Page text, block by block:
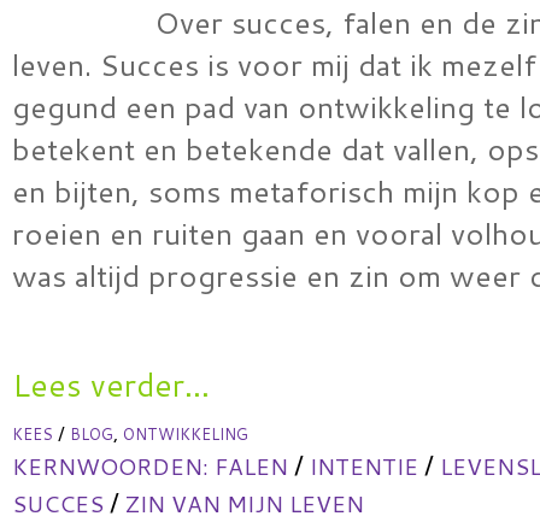
Over succes, falen en de
leven. Succes is voor mij dat ik
gegund een pad van ontwikkeling te
betekent en betekende dat vallen,
en bijten, soms metaforisch mijn kop
roeien en ruiten gaan en vooral
was altijd progressie en zin om
Lees verder...
KEES / BLOG, ONTWIKKELING
KERNWOORDEN: FALEN / INTENTIE /
SUCCES / ZIN VAN MIJN LEVEN